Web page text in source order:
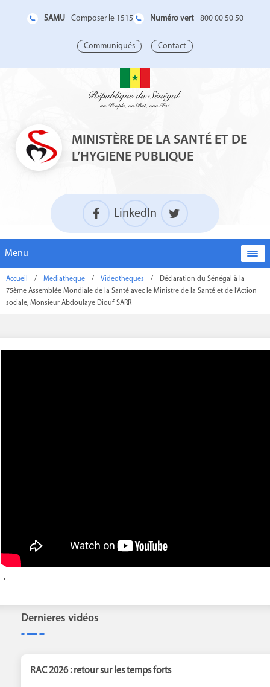
SAMU Composer le 1515 Numéro vert 800 00 50 50
Communiqués Contact
MINISTÈRE DE LA SANTÉ ET DE
L’HYGIENE PUBLIQUE
LinkedIn
Menu
Accueil / Mediathèque / Videotheques /
Déclaration du Sénégal à la
75ème Assemblée Mondiale de la Santé avec le Ministre de la Santé et de l’Action
sociale, Monsieur Abdoulaye Diouf SARR
Dernieres vidéos
RAC 2026 : retour sur les temps forts